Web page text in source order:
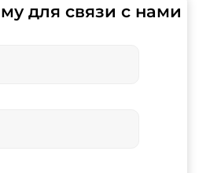
для связи с нами